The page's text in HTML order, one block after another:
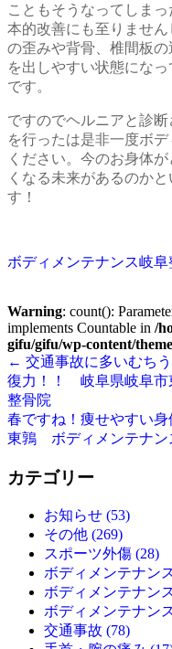
こともそうなってしま
本的改善にも至りませ
の歪みや背骨、椎間板
を出しやすい状態にな
です。
ですのでヘルニアと診
を行ったは是非一度ボ
ください。今のお身体
くなる未来があるのか
す！
ボディメンテナンス岐
Warning: count():
implements Countable in /
gifu/gifu/wp-content/
← 交通事故に多いむち
復力！！ 岐阜県岐阜市
整骨院
春ですね！痩せやすい
東鶉 ボディメンテナ
カテゴリー
お知らせ (53)
その他 (269)
スポーツ外傷 (28)
ボディメンテナン
ボディメンテナン
ボディメンテナン
交通事故 (78)